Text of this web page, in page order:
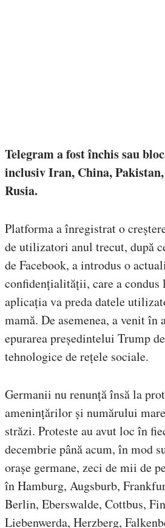
Telegram a fost închis sau
inclusiv Iran, China,
Rusia.
Platforma a înregistrat o
de utilizatori anul trecut, după
de Facebook, a introdus o
confidențialității, care a condus
aplicația va preda datele
mamă. De asemenea, a venit în
epurarea președintelui Trump
tehnologice de rețele sociale.
Germanii nu renunță însă la
amenințărilor și numărului
străzi. Proteste au avut loc în
decembrie până acum, în mod
orașe germane, zeci de mii de
în Hamburg, Augsburb,
Berlin, Eberswalde, Cottbus,
Liebenwerda, Herzberg,